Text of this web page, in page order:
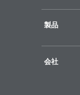
製品
会社